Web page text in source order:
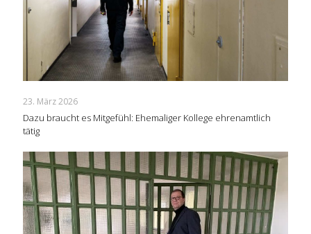
23. März 2026
Dazu braucht es Mitgefühl: Ehemaliger Kollege ehrenamtlich
tätig